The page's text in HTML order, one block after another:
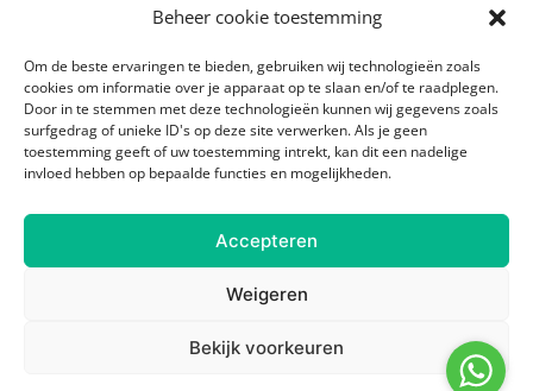
Beheer cookie toestemming
Om de beste ervaringen te bieden, gebruiken wij technologieën zoals
cookies om informatie over je apparaat op te slaan en/of te raadplegen.
Door in te stemmen met deze technologieën kunnen wij gegevens zoals
surfgedrag of unieke ID's op deze site verwerken. Als je geen
toestemming geeft of uw toestemming intrekt, kan dit een nadelige
invloed hebben op bepaalde functies en mogelijkheden.
Accepteren
Weigeren
Bekijk voorkeuren